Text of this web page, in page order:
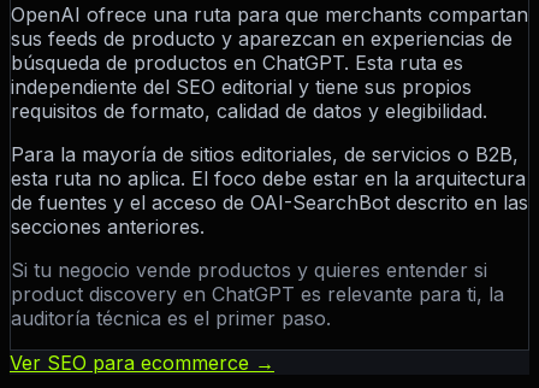
OpenAI ofrece una ruta para que merchants compartan
sus feeds de producto y aparezcan en experiencias de
búsqueda de productos en ChatGPT. Esta ruta es
independiente del SEO editorial y tiene sus propios
requisitos de formato, calidad de datos y elegibilidad.
Para la mayoría de sitios editoriales, de servicios o B2B,
esta ruta no aplica. El foco debe estar en la arquitectura
de fuentes y el acceso de OAI-SearchBot descrito en las
secciones anteriores.
Si tu negocio vende productos y quieres entender si
product discovery en ChatGPT es relevante para ti, la
auditoría técnica es el primer paso.
Ver SEO para ecommerce →